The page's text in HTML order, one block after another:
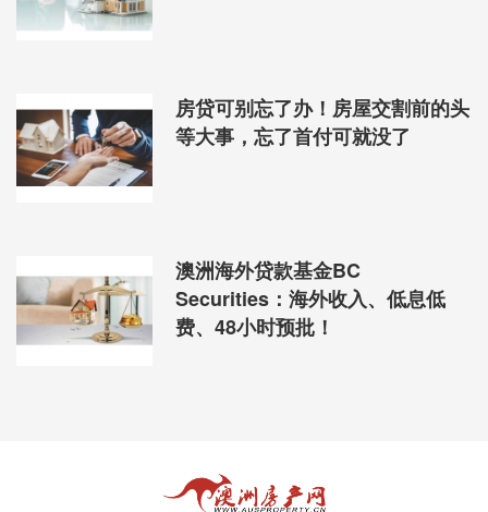
房贷可别忘了办！房屋交割前的头
等大事，忘了首付可就没了
澳洲海外贷款基金BC
Securities：海外收入、低息低
费、48小时预批！